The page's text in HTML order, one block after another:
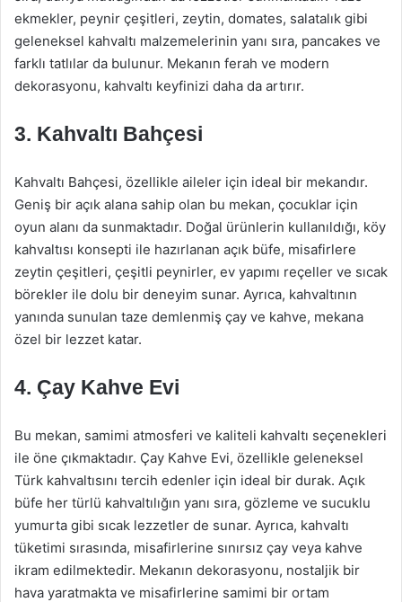
ekmekler, peynir çeşitleri, zeytin, domates, salatalık gibi
geleneksel kahvaltı malzemelerinin yanı sıra, pancakes ve
farklı tatlılar da bulunur. Mekanın ferah ve modern
dekorasyonu, kahvaltı keyfinizi daha da artırır.
3. Kahvaltı Bahçesi
Kahvaltı Bahçesi, özellikle aileler için ideal bir mekandır.
Geniş bir açık alana sahip olan bu mekan, çocuklar için
oyun alanı da sunmaktadır. Doğal ürünlerin kullanıldığı, köy
kahvaltısı konsepti ile hazırlanan açık büfe, misafirlere
zeytin çeşitleri, çeşitli peynirler, ev yapımı reçeller ve sıcak
börekler ile dolu bir deneyim sunar. Ayrıca, kahvaltının
yanında sunulan taze demlenmiş çay ve kahve, mekana
özel bir lezzet katar.
4. Çay Kahve Evi
Bu mekan, samimi atmosferi ve kaliteli kahvaltı seçenekleri
ile öne çıkmaktadır. Çay Kahve Evi, özellikle geleneksel
Türk kahvaltısını tercih edenler için ideal bir durak. Açık
büfe her türlü kahvaltılığın yanı sıra, gözleme ve sucuklu
yumurta gibi sıcak lezzetler de sunar. Ayrıca, kahvaltı
tüketimi sırasında, misafirlerine sınırsız çay veya kahve
ikram edilmektedir. Mekanın dekorasyonu, nostaljik bir
hava yaratmakta ve misafirlerine samimi bir ortam